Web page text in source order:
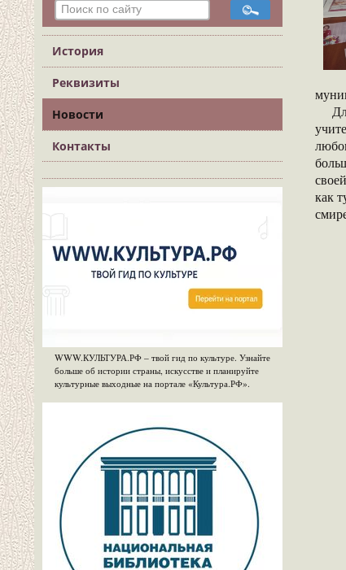
История
Реквизиты
Новости
Контакты
WWW.КУЛЬТУРА.РФ – твой гид по культуре. Узнайте
больше об истории страны, искусстве и планируйте
культурные выходные на портале «Культура.РФ».
как